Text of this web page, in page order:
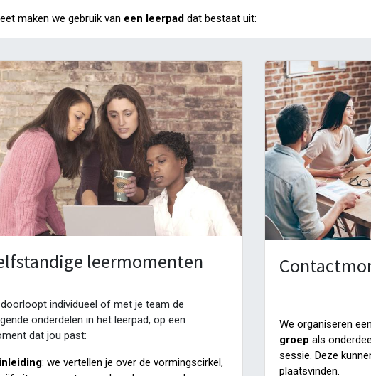
maken we gebruik van een leerpad dat bestaat uit:
leermomenten
individueel of met je team de
onderdelen in het leerpad, op een
dat jou past:
: we vertellen je over de vormingscirkel,
We organiseren
groep als
sessie. Deze
plaatsvinden.